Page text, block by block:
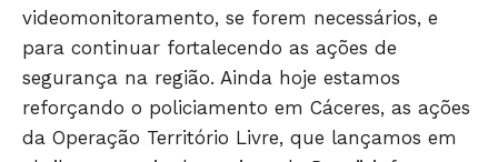
videomonitoramento, se forem necessários, e
para continuar fortalecendo as ações de
segurança na região. Ainda hoje estamos
reforçando o policiamento em Cáceres, as ações
da Operação Território Livre, que lançamos em